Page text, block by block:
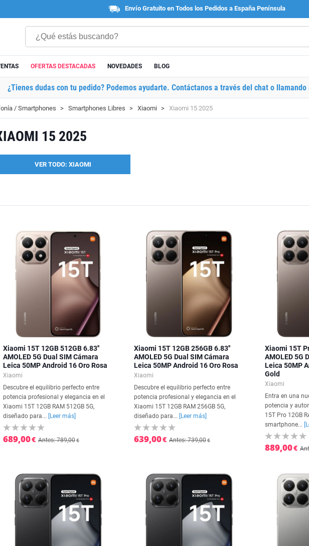
Envío Gratuito en Todos los Pedidos a España Península
OFERTAS DESTACADAS NOVEDADES BLOG
¿Tienes dudas con tu pedido? Podemos ayudarte. Contáctanos a través del chat o
/ Smartphones Smartphones Libres Xiaomi Xiaomi 15 2025
15 2025
VER TODO: XIAOMI
Xiaomi 15T 12GB 512GB 6.83''
AMOLED 5G Dual SIM Cámara
Leica 50MP Android 16 Oro Rosa
Xiaomi
Descubre el equilibrio perfecto entre
potencia profesional y elegancia en el
Xiaomi 15T 12GB RAM 512GB 5G,
diseñado para...
[Leer más]
689,00€ Antes: 789,00€
Xiaomi 15T 12GB 256GB 6.83''
AMOLED 5G Dual SIM Cámara
Leica 50MP Android 16 Oro Rosa
Xiaomi
Descubre el equilibrio perfecto entre
potencia profesional y elegancia en el
Xiaomi 15T 12GB RAM 256GB 5G,
diseñado para...
[Leer más]
639,00€ Antes: 739,00€
Xiaomi 15T
AMOLED 5G
Leica 50MP
Gold
Xiaomi
Entra en una
potencia y
15T Pro 12GB
smartphone...
889,00€